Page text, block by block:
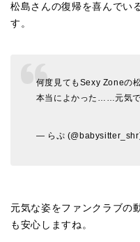
松島さんの復帰を喜んでい
す。
何度見てもSexy Zoneの
本当によかった……元気
— らぷ
元気な姿をファンクラブの
も安心しますね。